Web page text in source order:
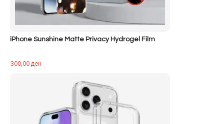
iPhone Sunshine Matte Privacy Hydrogel Film
300,00ден